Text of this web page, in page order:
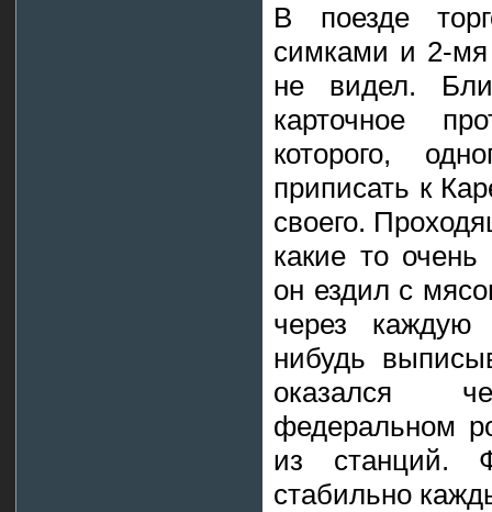
В поезде
симками и 2-мя
не видел.
карточное
которого,
приписать к
своего.
какие то
он ездил с
через каждую
нибудь
оказался
федеральном
из станций.
стабильно